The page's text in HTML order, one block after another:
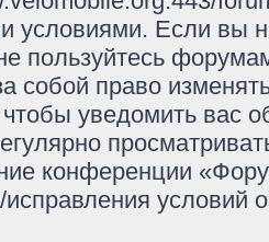
условиями. Если вы
пользуйтесь
собой право
уведомить вас
конференции
условий